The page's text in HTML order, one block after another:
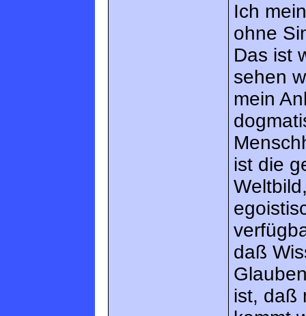
Ich
ohne
Das ist
sehen
mein
ist die
daß
ist, daß